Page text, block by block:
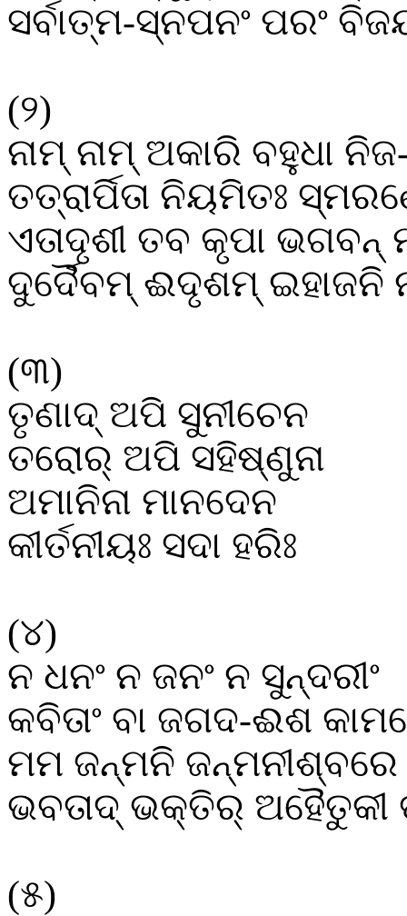
ସର୍ବାତ୍ମ-ସ୍ନପନଂ ପରଂ
(୨)
ନାମ୍ ନାମ୍ ଅକାରି ବହୁଧା ନିଜ
ତତ୍ରାର୍ପିତା ନିୟମିତଃ
ଏତାଦୃଶୀ ତବ କୃପା ଭଗବନ୍
ଦୁର୍ଦୈବମ୍ ଈଦୃଶମ୍ ଇହାଜନି
(୩)
ତୃଣାଦ୍ ଅପି ସୁନୀଚେନ
ତରୋର୍ ଅପି ସହିଷ୍ଣୁନା
ଅମାନିନା ମାନଦେନ
କୀର୍ତନୀୟଃ ସଦା ହରିଃ
(୪)
ନ ଧନଂ ନ ଜନଂ ନ ସୁନ୍ଦରୀଂ
କବିତାଂ ବା ଜଗଦ-ଈଶ
ମମ ଜନ୍ମନି ଜନ୍ମନୀଶ୍ବରେ
ଭବତାଦ୍ ଭକ୍ତିର୍ ଅହୈତୁକୀ
(୫)